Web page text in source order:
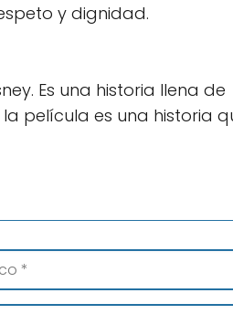
y dignidad.
Es una historia llena de
película es una historia